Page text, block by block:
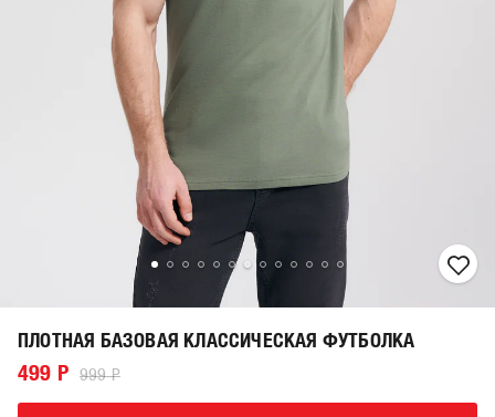
ПЛОТНАЯ БАЗОВАЯ КЛАССИЧЕСКАЯ ФУТБОЛКА
499 Р 999 Р